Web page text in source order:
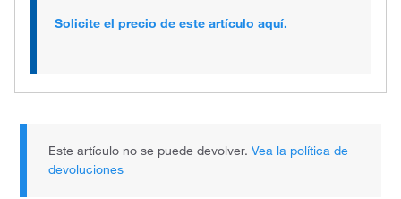
Solicite el precio de este artículo aquí.
Este artículo no se puede devolver.Vea la política de
devoluciones